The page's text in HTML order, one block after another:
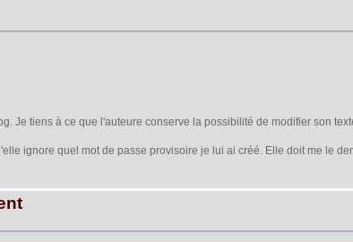
Je tiens à ce que l'auteure conserve la possibilité de modifier son
ignore quel mot de passe provisoire je lui ai créé. Elle doit me le